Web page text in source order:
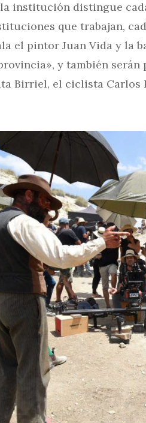
institución distingue
que trabajan,
el pintor Juan Vida y la
y también serán
Birriel, el ciclista Carlos